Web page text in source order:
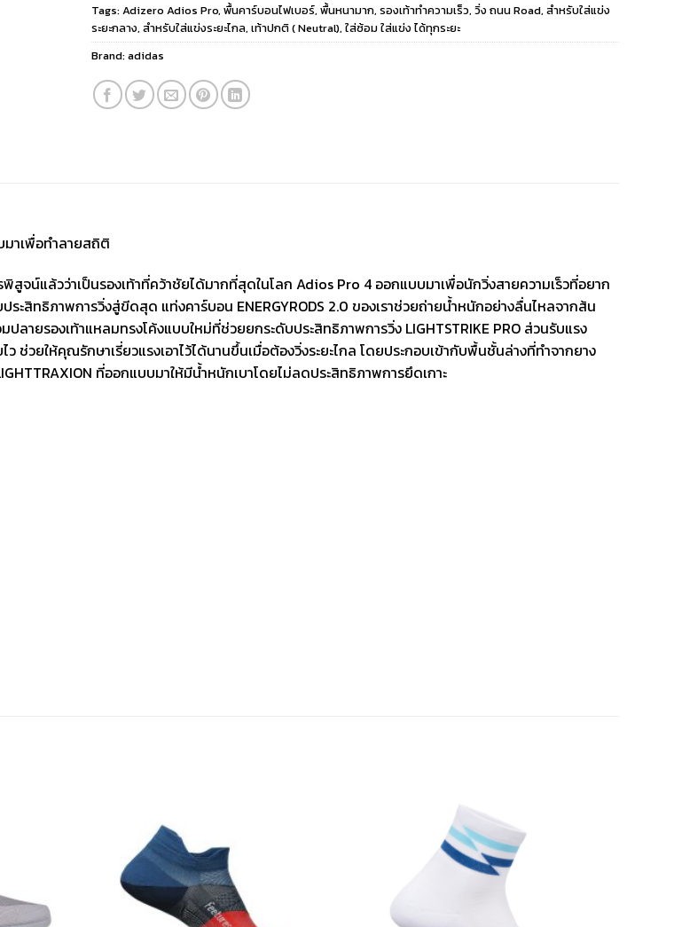
Tags:Adizero Adios Pro, พื้นคาร์บอนไฟเบอร์, พื้นหนามาก, รองเท้าทำความเร็ว, วิ่ง ถนน Road, สำหรับใส่แข่ง
ระยะกลาง, สำหรับใส่แข่งระยะไกล, เท้าปกติ ( Neutral), ใส่ซ้อม ใส่แข่ง ได้ทุกระยะ
Brand:adidas
มาเพื่อทำลายสถิติ
จน์แล้วว่าเป็นรองเท้าที่คว้าชัยได้มากที่สุดในโลก Adios Pro 4 ออกแบบมาเพื่อนักวิ่งสายความเร็วที่อยาก
ธิภาพการวิ่งสู่ขีดสุด แท่งคาร์บอน ENERGYRODS 2.0 ของเราช่วยถ่ายน้ำหนักอย่างลื่นไหลจากส้น
ายรองเท้าแหลมทรงโค้งแบบใหม่ที่ช่วยยกระดับประสิทธิภาพการวิ่ง LIGHTSTRIKE PRO ส่วนรับแรง
ช่วยให้คุณรักษาเรี่ยวแรงเอาไว้ได้นานขึ้นเมื่อต้องวิ่งระยะไกล โดยประกอบเข้ากับพื้นชั้นล่างที่ทำจากยาง
ที่ออกแบบมาให้มีน้ำหนักเบาโดยไม่ลดประสิทธิภาพการยึดเกาะ